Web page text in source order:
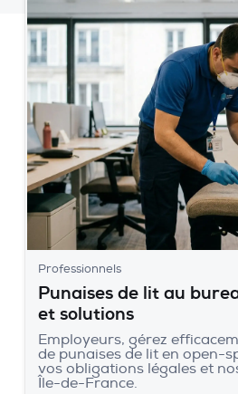
Professionnels
Punaises de lit au
et solutions
Employeurs, gérez
de punaises de lit en open-
vos obligations légales et
Île-de-France.